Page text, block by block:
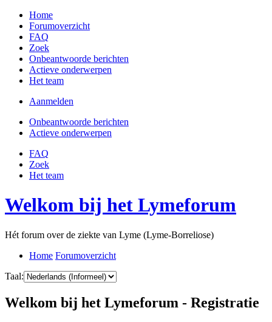
Home
Forumoverzicht
FAQ
Zoek
Onbeantwoorde berichten
Actieve onderwerpen
Het team
Aanmelden
Onbeantwoorde berichten
Actieve onderwerpen
FAQ
Zoek
Het team
Welkom bij het Lymeforum
Hét forum over de ziekte van Lyme (Lyme-Borreliose)
Home Forumoverzicht
Taal:
Welkom bij het Lymeforum - Registratie